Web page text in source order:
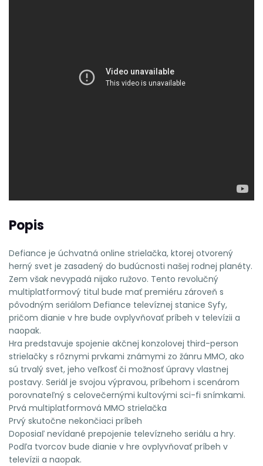
Popis
Defiance je úchvatná online strielačka, ktorej otvorený
herný svet je zasadený do budúcnosti našej rodnej planéty.
Zem však nevypadá nijako ružovo. Tento revolučný
multiplatformový titul bude mať premiéru zároveň s
pôvodným seriálom Defiance televíznej stanice Syfy,
pričom dianie v hre bude ovplyvňovať príbeh v televízii a
naopak.
Hra predstavuje spojenie akčnej konzolovej third-person
strielačky s rôznymi prvkami známymi zo žánru MMO, ako
sú trvalý svet, jeho veľkosť či možnosť úpravy vlastnej
postavy. Seriál je svojou výpravou, príbehom i scenárom
porovnateľný s celovečernými kultovými sci-fi snímkami.
Prvá multiplatformová MMO strielačka
Prvý skutočne nekončiaci príbeh
Doposiaľ nevídané prepojenie televízneho seriálu a hry.
Podľa tvorcov bude dianie v hre ovplyvňovať príbeh v
televízii a naopak.